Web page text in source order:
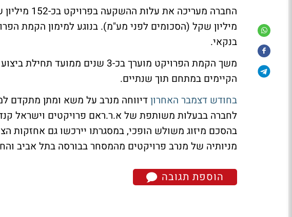
מיליון שקל (הסכומים לפני מע"מ). בנוגע למימון הקמת
בנקאי.
משך הקמת הפרויקט מוערך בכ-3 שנים
הקיימים במתחם תוך שנתיים.
בחודש דצמבר האחרוןדיווחה מנרב על משא ומתן מתקדם
לחברה בבעלות משותפת של א.ר.ראם פרויקטים וישראל
בהסכם מיזוג משולש הופכי, במסגרתו יירכשו גם אחזקות
מניותיה של מנרב פרויקטים מהמסחר בבורסה בתל אביב
הוספת תגובה